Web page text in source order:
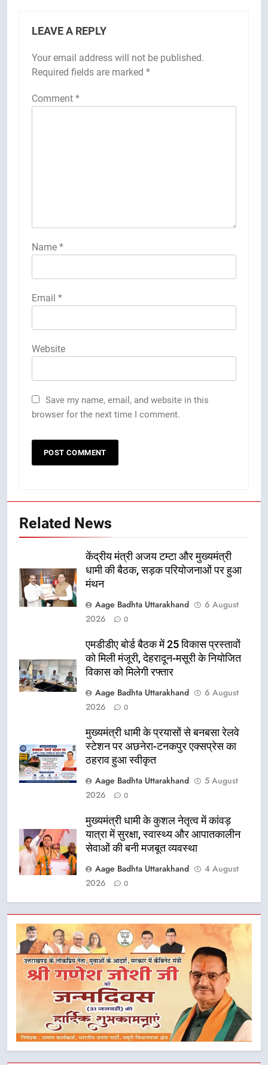
LEAVE A REPLY
Your email address will not be published.
Required fields are marked *
Comment *
Name *
Email *
Website
Save my name, email, and website in this
browser for the next time I comment.
Related News
केंद्रीय मंत्री अजय टम्टा और मुख्यमंत्री
धामी की बैठक, सड़क परियोजनाओं पर हुआ
मंथन
Aage Badhta Uttarakhand
6 August
2026
0
एमडीडीए बोर्ड बैठक में 25 विकास प्रस्तावों
को मिली मंजूरी, देहरादून-मसूरी के नियोजित
विकास को मिलेगी रफ्तार
Aage Badhta Uttarakhand
6 August
2026
0
मुख्यमंत्री धामी के प्रयासों से बनबसा रेलवे
स्टेशन पर अछनेरा-टनकपुर एक्सप्रेस का
ठहराव हुआ स्वीकृत
Aage Badhta Uttarakhand
5 August
2026
0
मुख्यमंत्री धामी के कुशल नेतृत्व में कांवड़
यात्रा में सुरक्षा, स्वास्थ्य और आपातकालीन
सेवाओं की बनी मजबूत व्यवस्था
Aage Badhta Uttarakhand
4 August
2026
0
5
विकास और पर्यटन का नया केंद्र